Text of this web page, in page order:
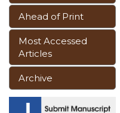
Ahead of Print
Most Accessed
Articles
Archive